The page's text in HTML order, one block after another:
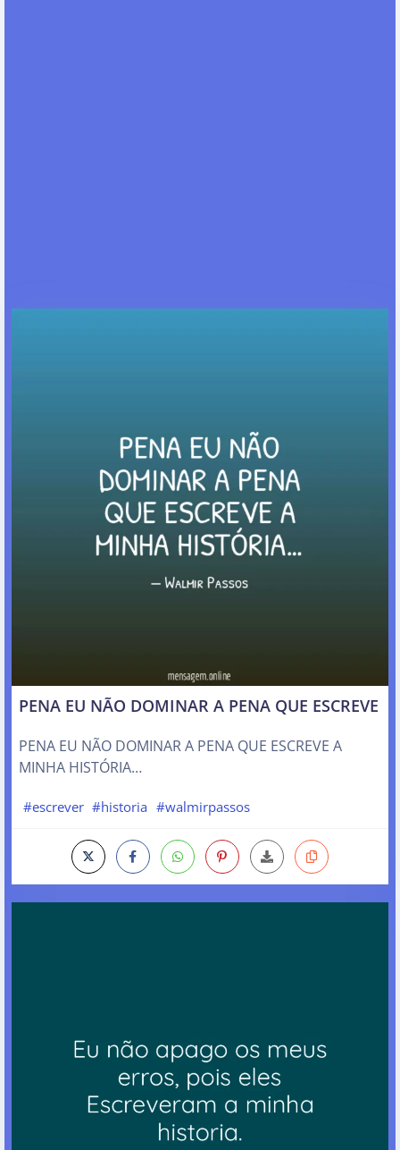
PENA EU NÃO DOMINAR A PENA QUE ESCREVE
PENA EU NÃO DOMINAR A PENA QUE ESCREVE A
MINHA HISTÓRIA…
#escrever #historia #walmirpassos